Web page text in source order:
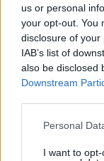
us or personal
your opt-out. You
disclosure of
IAB’s list of
also be disclosed
Downstream
Please note that
not limited to
Personal
I want to
Μπαίνουν
Οι απινιδωτές
σταθμούς του
τεχνικό
οδηγίες εξ
και τα πρώτα
οδηγούς